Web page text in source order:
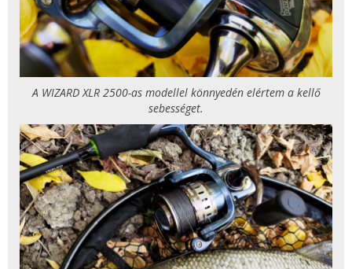
A WIZARD XLR 2500-as modellel könnyedén elértem a kellő
sebességet.